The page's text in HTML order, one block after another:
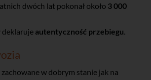
dwóch lat pokonał około 3 000
deklaruje autentyczność przebiegu
w dobrym stanie jak na